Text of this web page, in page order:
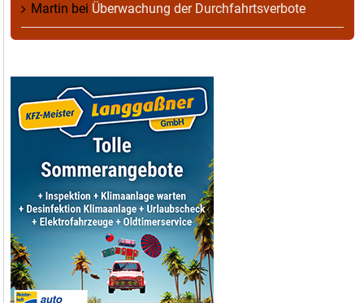
Martin bei Überwachung der Durchfahrtsverbote